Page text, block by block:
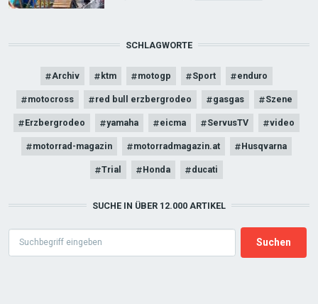
SCHLAGWORTE
Archiv ktm motogp Sport enduro
motocross red bull erzbergrodeo gasgas Szene
Erzbergrodeo yamaha eicma ServusTV video
motorrad-magazin motorradmagazin.at Husqvarna
Trial Honda ducati
SUCHE IN ÜBER 12.000 ARTIKEL